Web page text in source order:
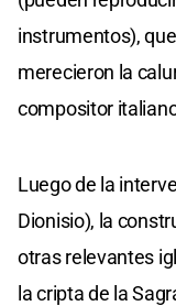
instrumentos),
merecieron la
compositor
Luego de la
Dionisio), la
otras relevantes
la cripta de la